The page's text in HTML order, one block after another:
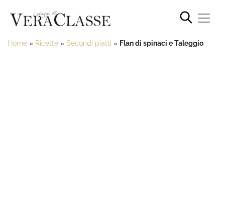
Home » Ricette » Secondi piatti » Flan di spinaci e Taleggio